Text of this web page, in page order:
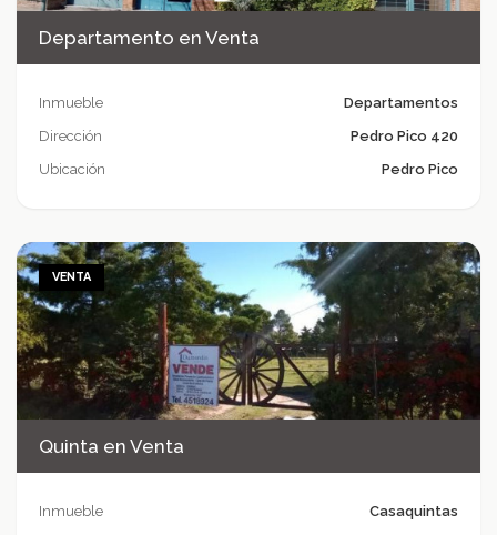
Departamento en Venta
Inmueble
Departamentos
Dirección
Pedro Pico 420
Ubicación
Pedro Pico
VENTA
Quinta en Venta
Inmueble
Casaquintas